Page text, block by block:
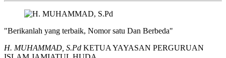
"Berikanlah yang terbaik, Nomor satu Dan Berbeda"
H. MUHAMMAD, S.Pd KETUA YAYASAN PERGURUAN